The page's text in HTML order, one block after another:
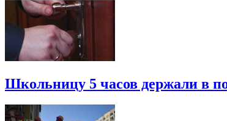
Школьницу 5 часов держали в